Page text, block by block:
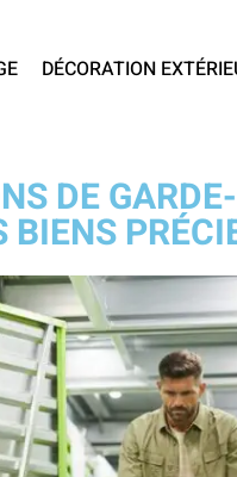
DÉCORATION
DE GARDE-
BIENS